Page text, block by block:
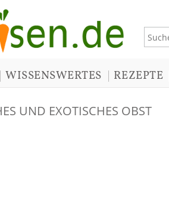
| WISSENSWERTES | REZEPTE
UND EXOTISCHES OBST